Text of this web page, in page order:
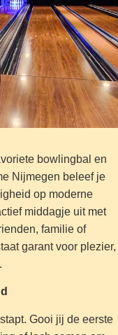
bowlingbal en
Nijmegen beleef je
op moderne
middagje uit met
familie of
garant voor plezier,
Gooi jij de eerste